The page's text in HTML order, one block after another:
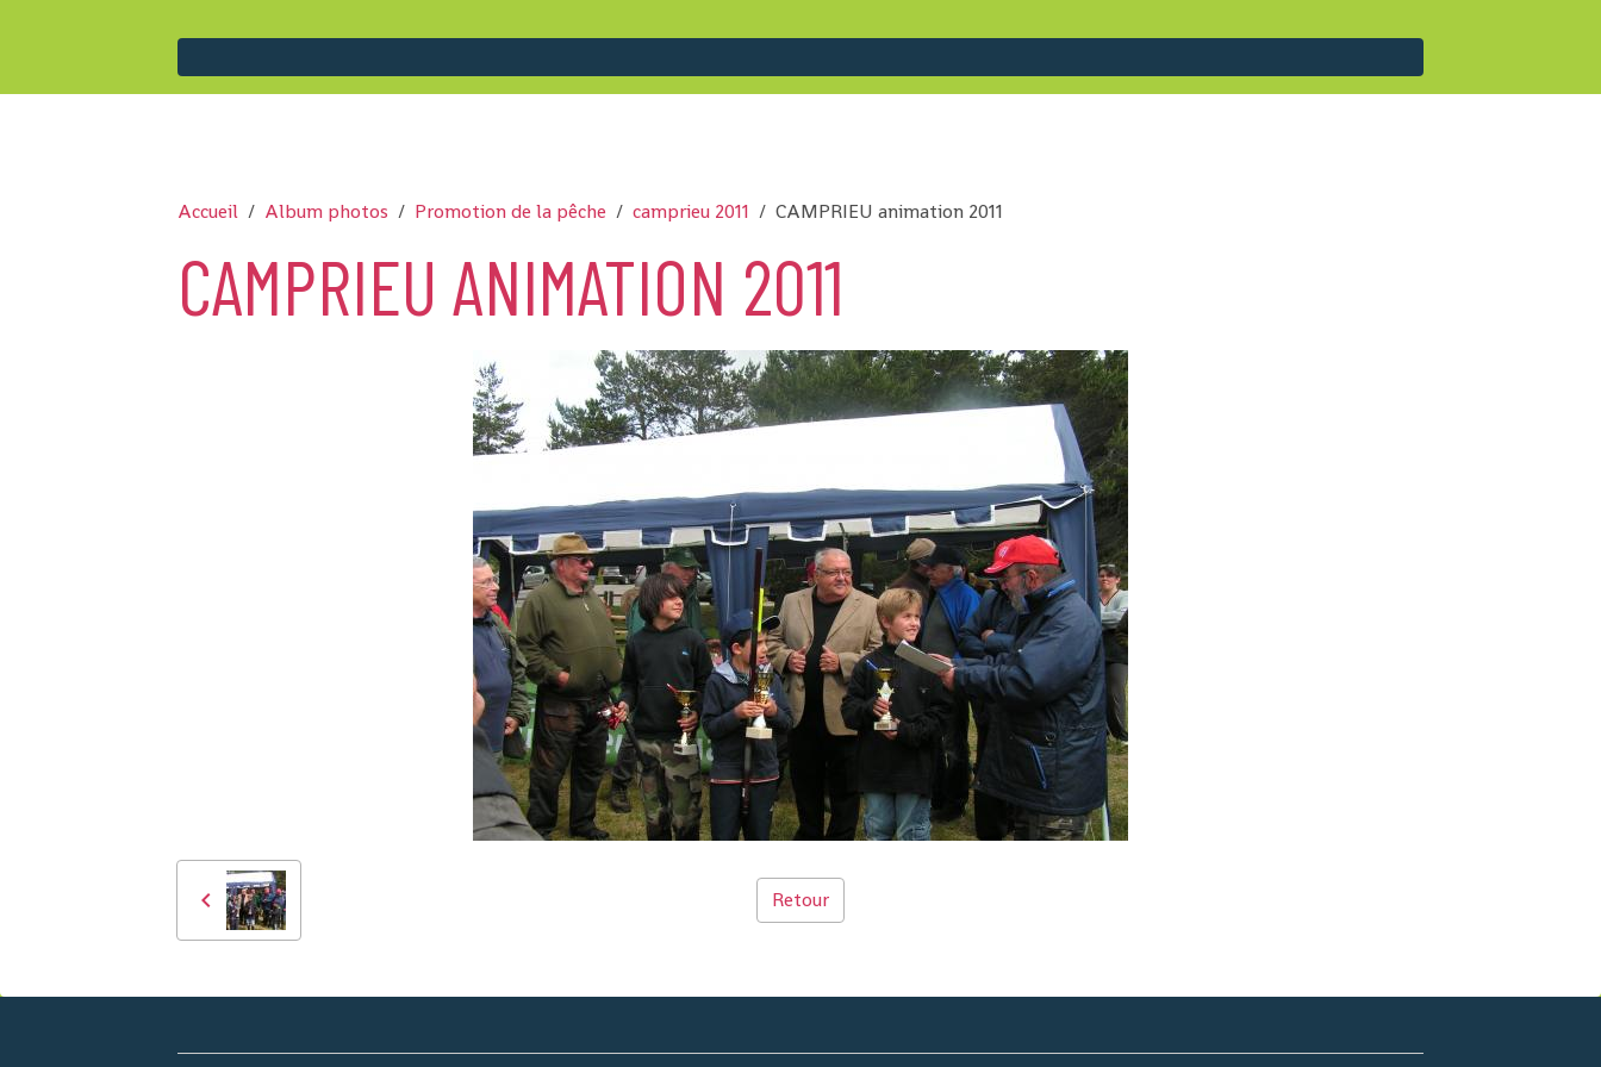
Accueil Album photos Promotion de la pêche camprieu 2011 CAMPRIEU animation 2011
CAMPRIEU ANIMATION 2011
Retour